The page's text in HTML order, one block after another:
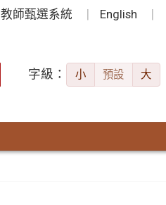
教師甄選系統 English
字級： 小 預設 大